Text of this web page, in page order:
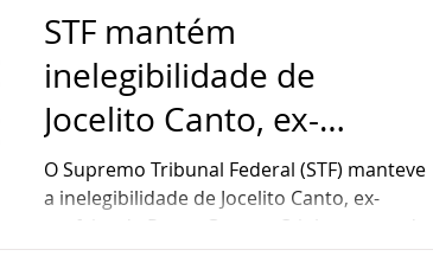
STF mantém
inelegibilidade de
Jocelito Canto, ex-
prefeito de PG
O Supremo Tribunal Federal (STF) manteve
a inelegibilidade de Jocelito Canto, ex-
prefeito de Ponta Grossa. O julgamento do
agravo...